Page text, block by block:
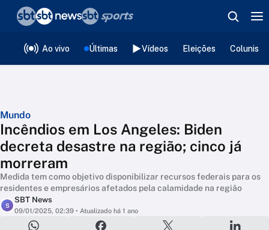
Ao vivo Últimas Vídeos Eleições
Mundo
Incêndios em Los Angeles: Biden
decreta desastre na região; cinco já
morreram
Medida tem como objetivo disponibilizar recursos federais para os
residentes e empresários afetados pela calamidade na região
S
SBT News
09/01/2025, 02:39 • Atualizado há 1 ano
❮voltar
Editorias